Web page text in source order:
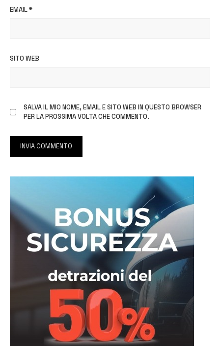
EMAIL*
SITO WEB
SALVA IL MIO NOME, EMAIL E SITO WEB IN QUESTO BROWSER
PER LA PROSSIMA VOLTA CHE COMMENTO.